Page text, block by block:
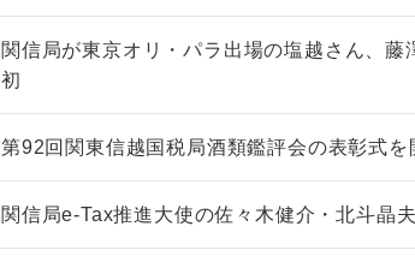
関信局が東京オリ・パラ出場の塩越さん、
初
第92回関東信越国税局酒類鑑評会の表彰式
関信局e-Tax推進大使の佐々木健介・北斗晶